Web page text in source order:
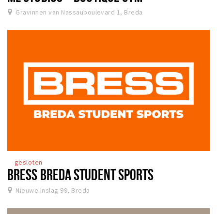
Gravinnen van Nassauboulevard 1, Breda
gesloten
BRESS BREDA STUDENT SPORTS
Nieuwe Inslag 99, Breda